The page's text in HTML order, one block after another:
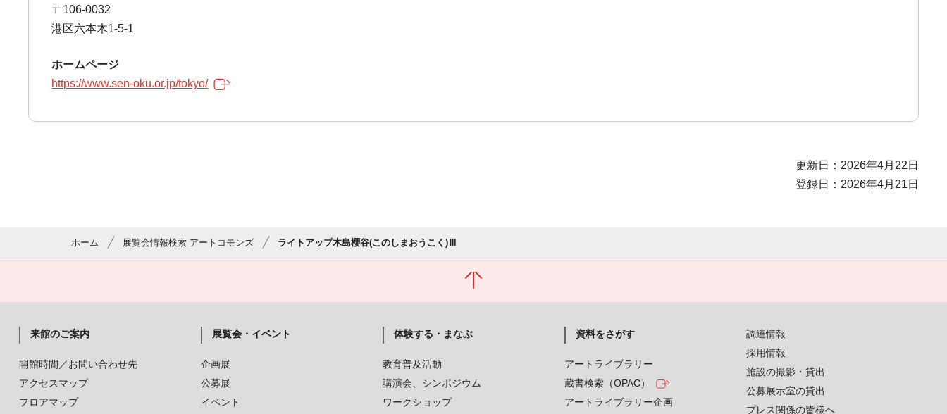
〒106-0032
港区六本木1-5-1
ホームページ
https://www.sen-oku.or.jp/tokyo/
更新日：2026年4月22日
登録日：2026年4月21日
ホーム 展覧会情報検索 アートコモンズ ライトアップ木島櫻谷(このしまおうこく)Ⅲ
来館のご案内
開館時間／お問い合わせ先
アクセスマップ
フロアマップ
展覧会・イベント
企画展
公募展
イベント
体験する・まなぶ
教育普及活動
講演会、シンポジウム
ワークショップ
資料をさがす
アートライブラリー
蔵書検索（OPAC）
アートライブラリー企画
調達情報
採用情報
施設の撮影・貸出
公募展示室の貸出
プレス関係の皆様へ